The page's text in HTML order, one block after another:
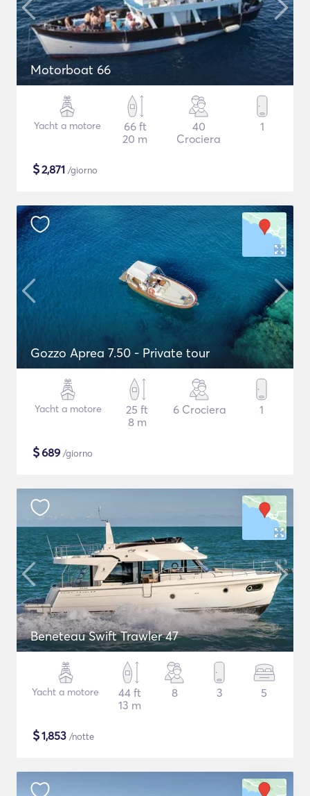
Motorboat 66
Yacht a motore
66 ft
20 m
40
Crociera
1
$2,871 /giorno
Gozzo Aprea 7.50 - Private tour
Yacht a motore
25 ft
8 m
6 Crociera 1
$689 /giorno
Beneteau Swift Trawler 47
Yacht a motore
44 ft
13 m
8 3 5
$1,853 /notte